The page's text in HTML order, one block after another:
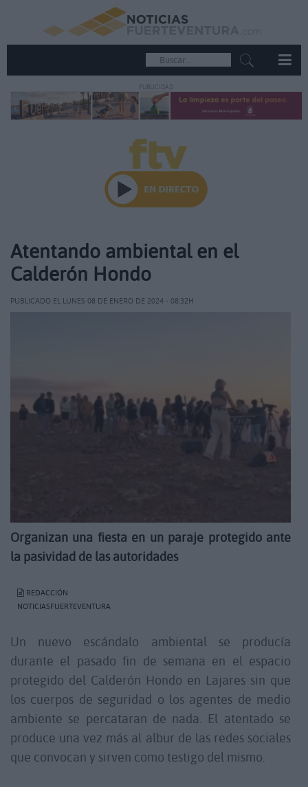
PUBLICIDAD
Atentando ambiental en el
Calderón Hondo
PUBLICADO EL LUNES 08 DE ENERO DE 2024 - 08:32H
Organizan una fiesta en un paraje protegido ante
la pasividad de las autoridades
REDACCIÓN
NOTICIASFUERTEVENTURA
Un nuevo escándalo ambiental se producía
durante el pasado fin de semana en el espacio
protegido del Calderón Hondo en Lajares sin que
los cuerpos de seguridad o los agentes de medio
ambiente se percataran de nada. El atentado se
produce una vez más al albur de las redes sociales
que convocan y sirven como testigo del mismo.